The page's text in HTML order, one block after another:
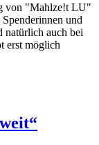
von "Mahlze!t LU"
und
natürlich auch bei
erst möglich